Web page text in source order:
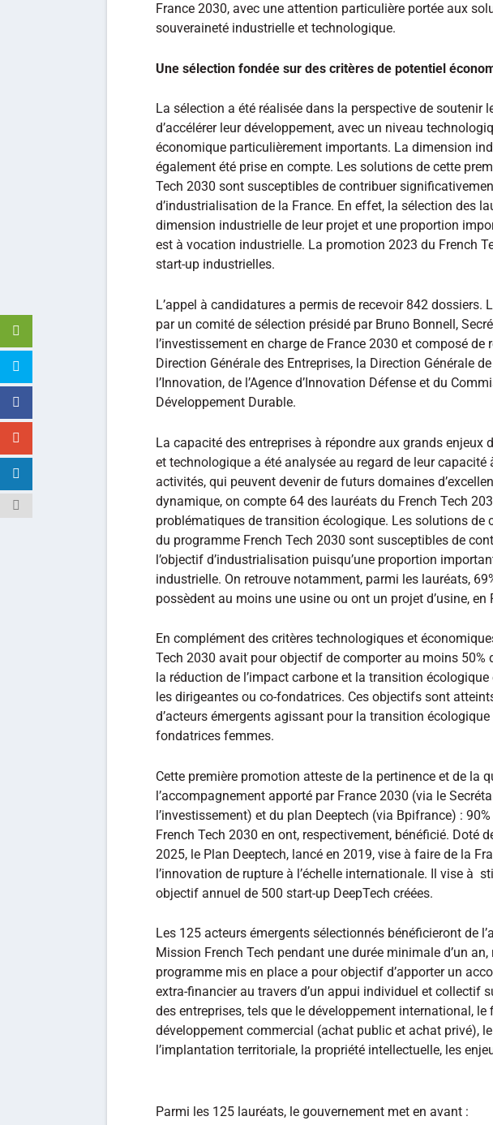
France 2030, avec une attention particulière portée aux
souveraineté industrielle et technologique.
Une sélection fondée sur des critères de potentiel
La sélection a été réalisée dans la perspective de soutenir
d’accélérer leur développement, avec un niveau
économique particulièrement importants. La dimension
également été prise en compte. Les solutions de cette
Tech 2030 sont susceptibles de contribuer
d’industrialisation de la France. En effet, la sélection des
dimension industrielle de leur projet et une proportion
est à vocation industrielle. La promotion 2023 du French
start-up industrielles.
L’appel à candidatures a permis de recevoir 842 dossiers.
par un comité de sélection présidé par Bruno Bonnell,
l’investissement en charge de France 2030 et composé de
Direction Générale des Entreprises, la Direction Générale
l’Innovation, de l’Agence d’Innovation Défense et du
Développement Durable.
La capacité des entreprises à répondre aux grands enjeux
et technologique a été analysée au regard de leur capacité
activités, qui peuvent devenir de futurs domaines
dynamique, on compte 64 des lauréats du French Tech
problématiques de transition écologique. Les solutions de
du programme French Tech 2030 sont susceptibles de
l’objectif d’industrialisation puisqu’une proportion
industrielle. On retrouve notamment, parmi les lauréats,
possèdent au moins une usine ou ont un projet d’usine, en
En complément des critères technologiques et
Tech 2030 avait pour objectif de comporter au moins 50%
la réduction de l’impact carbone et la transition
les dirigeantes ou co-fondatrices. Ces objectifs sont
d’acteurs émergents agissant pour la transition écologique
fondatrices femmes.
Cette première promotion atteste de la pertinence et de la
l’accompagnement apporté par France 2030 (via le
l’investissement) et du plan Deeptech (via Bpifrance) :
French Tech 2030 en ont, respectivement, bénéficié. Doté
2025, le Plan Deeptech, lancé en 2019, vise à faire de la
l’innovation de rupture à l’échelle internationale. Il vise à
objectif annuel de 500 start-up DeepTech créées.
Les 125 acteurs émergents sélectionnés bénéficieront de
Mission French Tech pendant une durée minimale d’un
programme mis en place a pour objectif d’apporter un
extra-financier au travers d’un appui individuel et collectif
des entreprises, tels que le développement international, le
développement commercial (achat public et achat privé),
l’implantation territoriale, la propriété intellectuelle, les
Parmi les 125 lauréats, le gouvernement met en avant :